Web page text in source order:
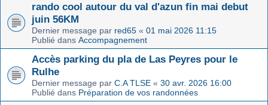
rando cool autour du val d'azun fin mai debut
juin 56KM
Dernier message par red65 « 01 mai 2026 11:15
Publié dans Accompagnement
Accès parking du pla de Las Peyres pour le
Rulhe
Dernier message par C.A TLSE « 30 avr. 2026 16:00
Publié dans Préparation de vos randonnées